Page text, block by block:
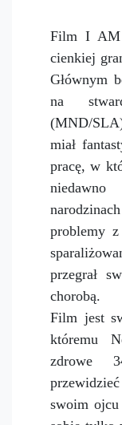
Film I AM
cienkiej
Głównym
na
(MND/
miał
pracę, w
problemy
przegrał
chorobą.
Film jest
któremu
zdrowe
swoim ojcu